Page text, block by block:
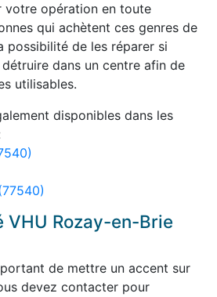
votre opération en toute
qui achètent ces genres de
possibilité de les réparer si
dans un centre afin de
utilisables.
disponibles dans les
VHU Rozay-en-Brie
de mettre un accent sur
devez contacter pour